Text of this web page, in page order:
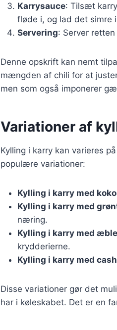
Karrysauce: Tilsæt
fløde i, og lad det simre
Servering: Server
Denne opskrift kan nemt
mængden af chili for at
men som også imponerer
Variationer af
Kylling i karry kan varieres
populære variationer:
Kylling i karry med
Kylling i karry med
næring.
Kylling i karry med
krydderierne.
Kylling i karry med
Disse variationer gør det
har i køleskabet. Det er en